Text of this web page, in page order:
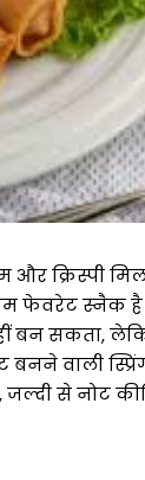
क्रिस्पी मिल
फेवरेट स्नैक
बन सकता,
वाली स्प्रिंग
से नोट